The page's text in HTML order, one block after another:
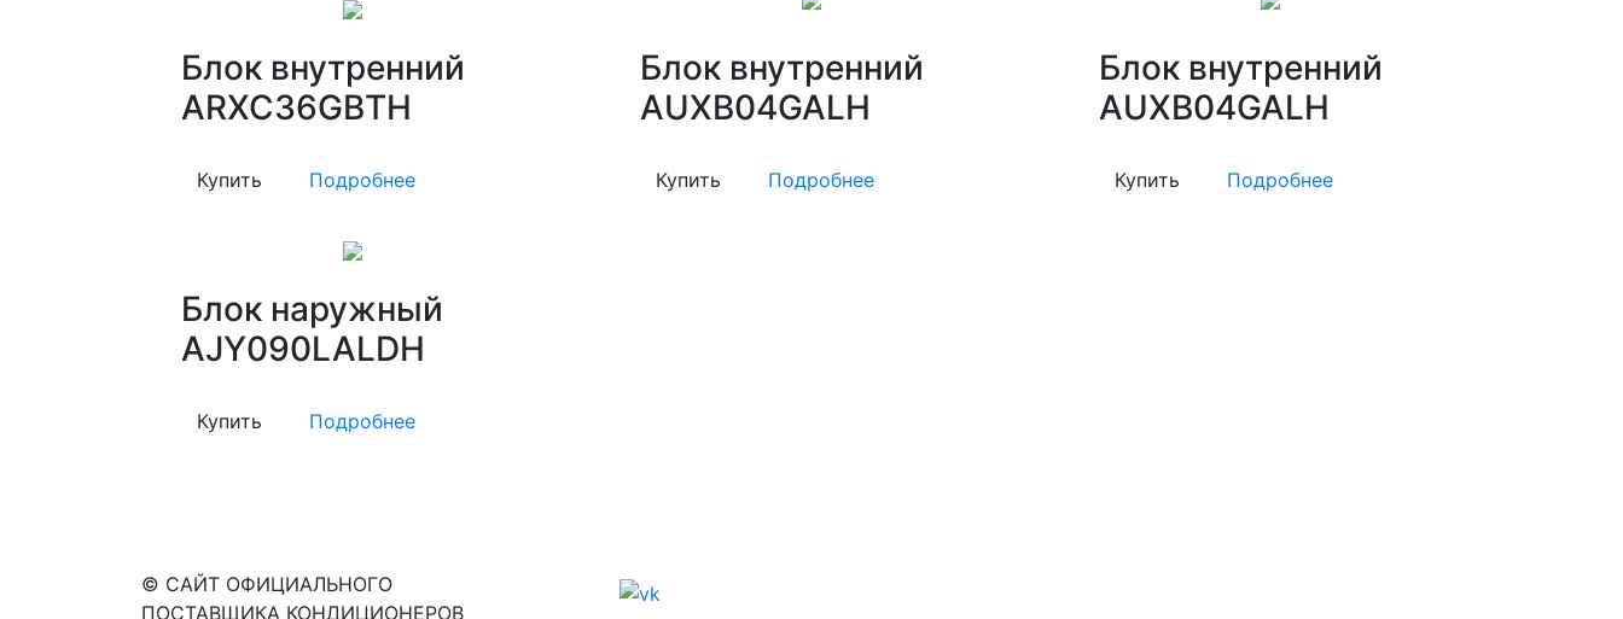
Блок внутренний
ARXC36GBTH
Купить Подробнее
Блок внутренний
AUXB04GALH
Купить Подробнее
Блок внутренний
AUXB04GALH
Купить Подробнее
Блок наружный
AJY090LALDH
Купить Подробнее
© САЙТ ОФИЦИАЛЬНОГО
ПОСТАВЩИКА КОНДИЦИОНЕРОВ